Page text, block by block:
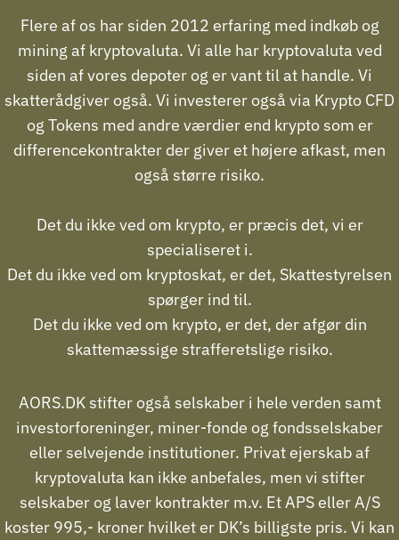
Flere af os har siden 2012 erfaring med indkøb og
mining af kryptovaluta. Vi alle har kryptovaluta ved
siden af vores depoter og er vant til at handle. Vi
skatterådgiver også. Vi investerer også via Krypto CFD
og Tokens med andre værdier end krypto som er
differencekontrakter der giver et højere afkast, men
også større risiko.
Det du ikke ved om krypto, er præcis det, vi er
specialiseret i.
Det du ikke ved om kryptoskat, er det, Skattestyrelsen
spørger ind til.
Det du ikke ved om krypto, er det, der afgør din
skattemæssige strafferetslige risiko.
AORS.DK stifter også selskaber i hele verden samt
investorforeninger, miner-fonde og fondsselskaber
eller selvejende institutioner. Privat ejerskab af
kryptovaluta kan ikke anbefales, men vi stifter
selskaber og laver kontrakter m.v. Et APS eller A/S
koster 995,- kroner hvilket er DK’s billigste pris. Vi kan